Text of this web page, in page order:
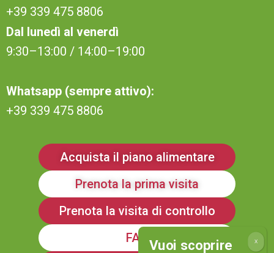
+39 339 475 8806
Dal lunedì al venerdì
9:30–13:00 / 14:00–19:00
Whatsapp (sempre attivo):
+39 339 475 8806
Acquista il piano alimentare
Prenota la prima visita
Prenota la visita di controllo
FAQ